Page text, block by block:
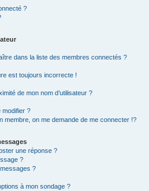
?
dans la liste des membres connectés ?
est toujours incorrecte !
de mon nom d’utilisateur ?
modifier ?
membre, on me demande de me connecter !?
une réponse ?
?
?
à mon sondage ?